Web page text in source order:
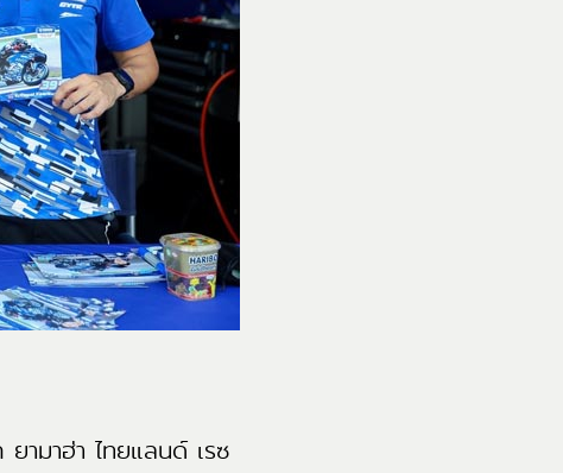
มาฮ่า ไทยแลนด์ เรซ